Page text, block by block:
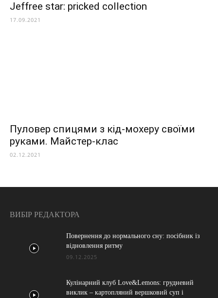
Jeffree star: pricked collection
17.09.2021
Пуловер спицями з кід-мохеру своїми
руками. Майстер-клас
02.12.2021
ВИБІР РЕДАКТОРА
Повернення до нормального сну: посібник із
відновлення ритму
09.12.2025
Кулінарний клуб Love&Lemons: грудневий
виклик – картопляний вершковий суп і